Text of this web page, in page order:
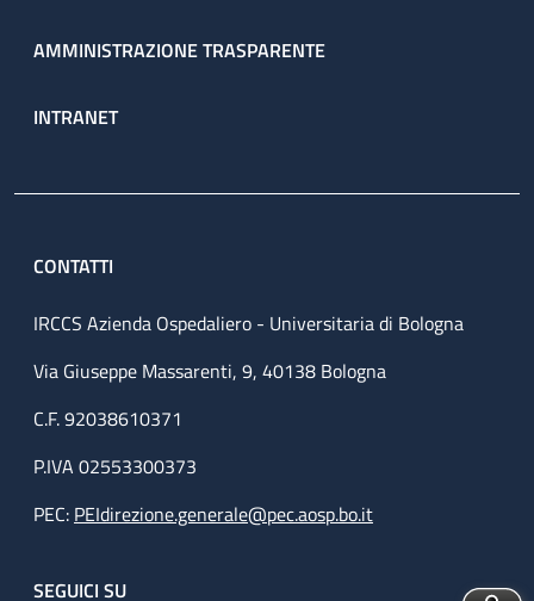
AMMINISTRAZIONE TRASPARENTE
INTRANET
CONTATTI
IRCCS Azienda Ospedaliero - Universitaria di Bologna
Via Giuseppe Massarenti, 9, 40138 Bologna
C.F. 92038610371
P.IVA 02553300373
PEC: PEIdirezione.generale@pec.aosp.bo.it
SEGUICI SU